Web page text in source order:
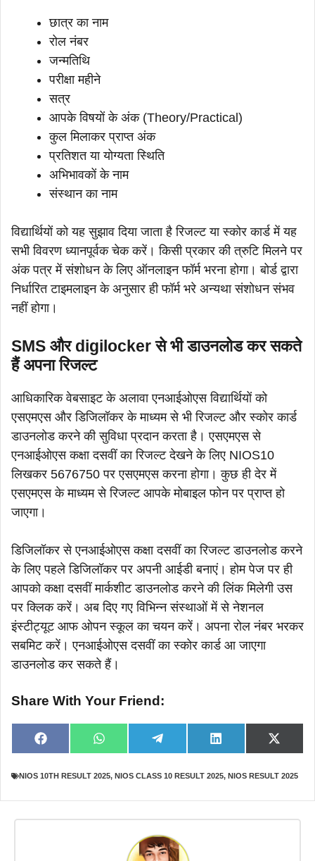
छात्र का नाम
रोल नंबर
जन्मतिथि
परीक्षा महीने
सत्र
आपके विषयों के अंक (Theory/Practical)
कुल मिलाकर प्राप्त अंक
प्रतिशत या योग्यता स्थिति
अभिभावकों के नाम
संस्थान का नाम
विद्यार्थियों को यह सुझाव दिया जाता है रिजल्ट या स्कोर कार्ड में यह
सभी विवरण ध्यानपूर्वक चेक करें। किसी प्रकार की त्रुटि मिलने पर
अंक पत्र में संशोधन के लिए ऑनलाइन फॉर्म भरना होगा। बोर्ड द्वारा
निर्धारित टाइमलाइन के अनुसार ही फॉर्म भरे अन्यथा संशोधन संभव
नहीं होगा।
SMS और digilocker से भी डाउनलोड कर सकते
हैं अपना रिजल्ट
आधिकारिक वेबसाइट के अलावा एनआईओएस विद्यार्थियों को
एसएमएस और डिजिलॉकर के माध्यम से भी रिजल्ट और स्कोर कार्ड
डाउनलोड करने की सुविधा प्रदान करता है। एसएमएस से
एनआईओएस कक्षा दसवीं का रिजल्ट देखने के लिए NIOS10
लिखकर 5676750 पर एसएमएस करना होगा। कुछ ही देर में
एसएमएस के माध्यम से रिजल्ट आपके मोबाइल फोन पर प्राप्त हो
जाएगा।
डिजिलॉकर से एनआईओएस कक्षा दसवीं का रिजल्ट डाउनलोड करने
के लिए पहले डिजिलॉकर पर अपनी आईडी बनाएं। होम पेज पर ही
आपको कक्षा दसवीं मार्कशीट डाउनलोड करने की लिंक मिलेगी उस
पर क्लिक करें। अब दिए गए विभिन्न संस्थाओं में से नेशनल
इंस्टीट्यूट आफ ओपन स्कूल का चयन करें। अपना रोल नंबर भरकर
सबमिट करें। एनआईओएस दसवीं का स्कोर कार्ड आ जाएगा
डाउनलोड कर सकते हैं।
Share With Your Friend:
Share
on
F
a
e
k
Share
on
W
h
t
p
Share
on
e
e
m
Share
on
L
i
k
n
Share
on
X
(
w
e
NIOS 10TH RESULT 2025, NIOS CLASS 10 RESULT 2025, NIOS RESULT 2025